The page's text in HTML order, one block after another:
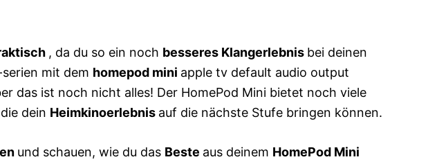
, da du so ein noch besseres Klangerlebnis bei deinen
mit dem homepod mini apple tv default audio output
das ist noch nicht alles! Der HomePod Mini bietet noch viele
dein Heimkinoerlebnis auf die nächste Stufe bringen können.
und schauen, wie du das Beste aus deinem HomePod Mini